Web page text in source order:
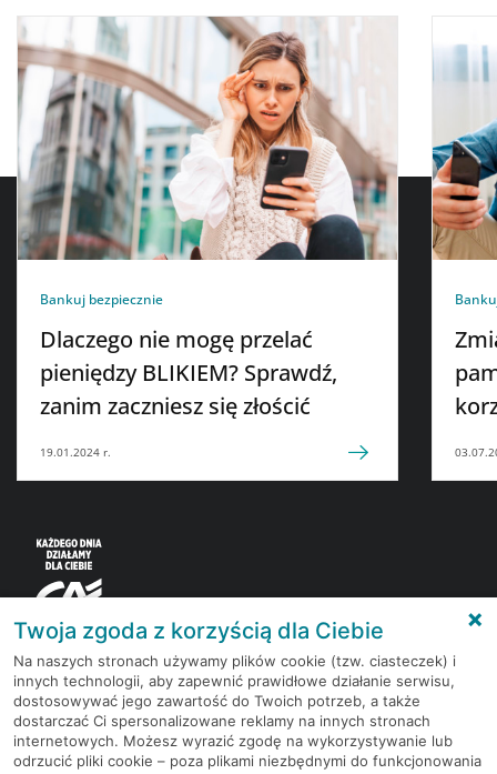
Bankuj bezpiecznie
Dlaczego nie mogę przelać
pieniędzy BLIKIEM? Sprawdź,
zanim zaczniesz się złościć
19.01.2024 r.
Korzystaj z bezpłatnych materiałów, które
przygotowują eksperci rynku finansowego.
Twoja zgoda z korzyścią dla Ciebie
Na naszych stronach używamy plików cookie (tzw. ciasteczek) i
innych technologii, aby zapewnić prawidłowe działanie serwisu,
dostosowywać jego zawartość do Twoich potrzeb, a także
dostarczać Ci spersonalizowane reklamy na innych stronach
internetowych. Możesz wyrazić zgodę na wykorzystywanie lub
odrzucić pliki cookie – poza plikami niezbędnymi do funkcjonowania